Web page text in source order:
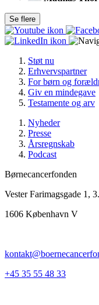
Støt nu
Erhvervspartner
For børn og
Giv en mindegave
Testamente og arv
Nyheder
Presse
Årsregnskab
Podcast
Børnecancerfonden
Vester Farimagsgade 1,
1606 København V
+45 35 55 48 33